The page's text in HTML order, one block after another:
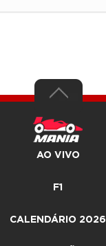
AO VIVO
F1
CALENDÁRIO 2026